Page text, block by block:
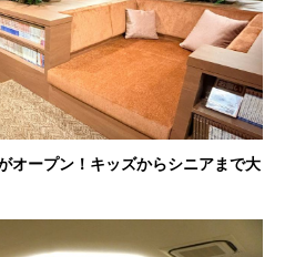
オープン！キッズからシニアまで大